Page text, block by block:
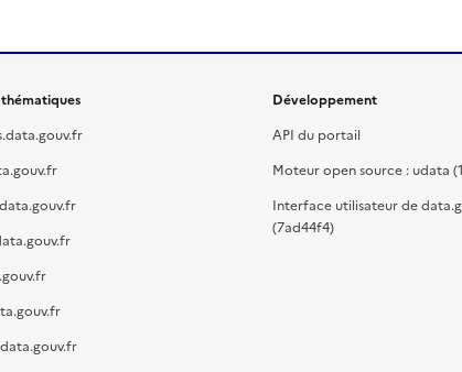
Développement
API du portail
Moteur open source : udata
Interface utilisateur de
(7ad44f4)